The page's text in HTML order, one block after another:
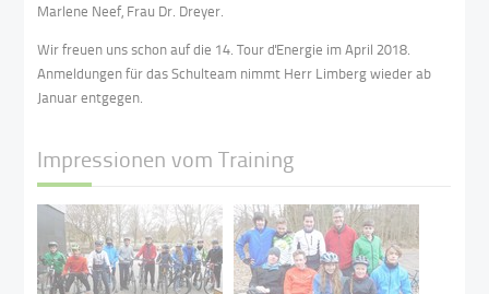
Marlene Neef, Frau Dr. Dreyer.
Wir freuen uns schon auf die 14. Tour d'Energie im April 2018.
Anmeldungen für das Schulteam nimmt Herr Limberg wieder ab
Januar entgegen.
Impressionen vom Training